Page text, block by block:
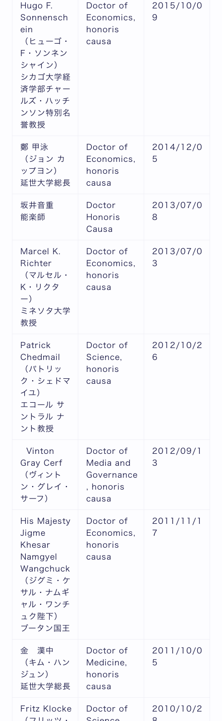
Hugo F.
Sonnensch
ein
（ヒューゴ・
F・ソンネン
シャイン）
シカゴ大学経
済学部チャー
ルズ・ハッチ
ンソン特別名
誉教授
Doctor of
Economics,
honoris
causa
2015/10/0
9
鄭 甲泳
（ジョン カ
ップヨン）
延世大学総長
Doctor of
Economics,
honoris
causa
2014/12/0
5
坂井音重
能楽師
Doctor
Honoris
Causa
2013/07/0
8
Marcel K.
Richter
（マルセル・
K・リクタ
ー）
ミネソタ大学
教授
Doctor of
Economics,
honoris
causa
2013/07/0
3
Patrick
Chedmail
（パトリッ
ク・シェドマ
イユ）
エコール サ
ントラル ナ
ント教授
Doctor of
Science,
honoris
causa
2012/10/2
6
Vinton
Gray Cerf
（ヴィント
ン・グレイ・
サーフ）
Doctor of
Media and
Governance
, honoris
causa
2012/09/1
3
His Majesty
Jigme
Khesar
Namgyel
Wangchuck
（ジグミ・ケ
サル・ナムギ
ャル・ワンチ
ュク陛下）
ブータン国王
Doctor of
Economics,
honoris
causa
2011/11/1
7
金 漢中
（キム・ハン
ジュン）
延世大学総長
Doctor of
Medicine,
honoris
causa
2011/10/0
5
Fritz Klocke
Doctor of
2010/10/2